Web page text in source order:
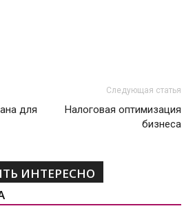
для
Следующая статья
Налоговая оптимизация
бизнеса
ИНТЕРЕСНО